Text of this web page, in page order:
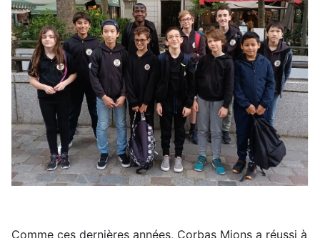
Comme ces dernières années, Corbas Mions a réussi à